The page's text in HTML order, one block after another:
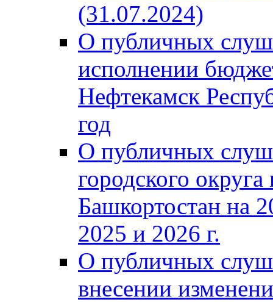
(31.07.2024)
О публичных
исполнении
Нефтекамск
год
О публичных
городского
Башкортостан на
2025 и 2026 г.
О публичных
внесении